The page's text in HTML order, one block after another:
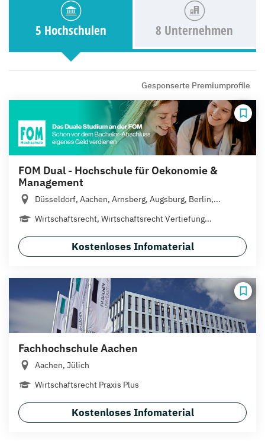
5 Hochschulen 8 Unternehmen
Gesponserte Premiumprofile
FOM Dual - Hochschule für Oekonomie &
Management
Düsseldorf, Aachen, Arnsberg, Augsburg, Berlin,...
Wirtschaftsrecht, Wirtschaftsrecht Vertiefung...
Kostenloses Infomaterial
Fachhochschule Aachen
Aachen, Jülich
Wirtschaftsrecht Praxis Plus
Kostenloses Infomaterial